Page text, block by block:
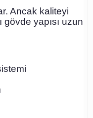
Ancak kaliteyi
gövde yapısı uzun